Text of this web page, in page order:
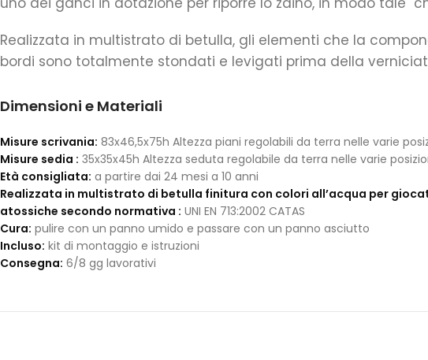
Realizzata in multistrato di betulla, gli elementi che la
bordi sono totalmente stondati e levigati prima della
Dimensioni e Materiali
Misure scrivania: 83x46,5x75h Altezza piani regolabili da terra nelle varie
Misure sedia : 35x35x45h Altezza seduta regolabile da terra nelle varie
Età consigliata: a partire dai 24 mesi a 10 anni
Realizzata in multistrato di betulla finitura con colori all’acqua per
atossiche secondo normativa : UNI EN 713:2002 CATAS
Cura: pulire con un panno umido e passare con un panno asciutto
Incluso: kit di montaggio e istruzioni
Consegna: 6/8 gg lavorativi